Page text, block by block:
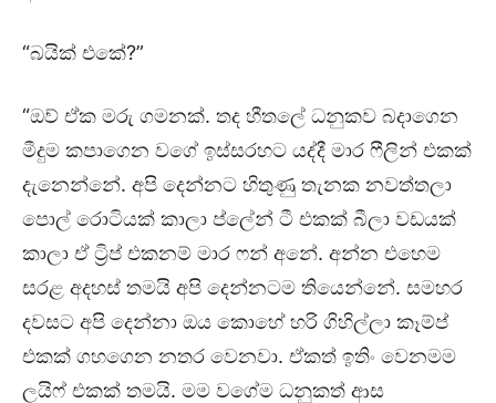
“බයික් එකේ?”
“ඔව් ඒක මරු ගමනක්. තද හීතලේ ධනුකව බදාගෙන
මීදුම කපාගෙන වගේ ඉස්සරහට යද්දී මාර ෆීලින් එකක්
දැනෙන්නේ. අපි දෙන්නට හිතුණු තැනක නවත්තලා
පොල් රොටියක් කාලා ප්ලේන් ටී එකක් බීලා වඩයක්
කාලා ඒ ට්‍රිප් එකනම් මාර ෆන් අනේ. අන්න එහෙම
සරළ අදහස් තමයි අපි දෙන්නටම තියෙන්නේ. සමහර
දවසට අපි දෙන්නා ඔය කොහේ හරි ගිහිල්ලා කෑම්ප්
එකක් ගහගෙන නතර වෙනවා. ඒකත් ඉතිං වෙනමම
ලයිෆ් එකක් තමයි. මම වගේම ධනුකත් ආස